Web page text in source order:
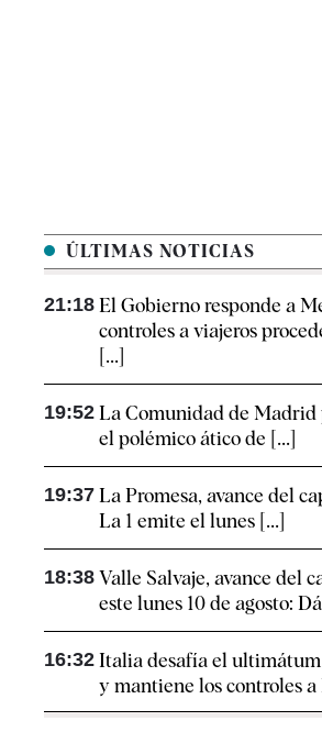
ÚLTIMAS NOTICIAS
21:18 El Gobierno responde a
controles a viajeros
[...]
19:52 La Comunidad de Madrid
el polémico ático de [...]
19:37 La Promesa, avance del
La 1 emite el lunes [...]
18:38 Valle Salvaje, avance del
este lunes 10 de agosto:
16:32 Italia desafía el
y mantiene los controles a